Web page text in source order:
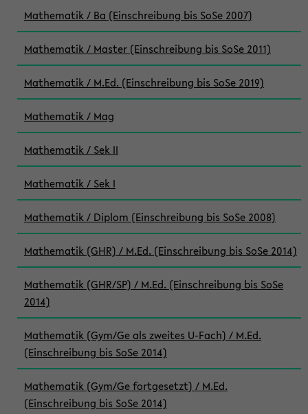
Mathematik / Ba (Einschreibung bis SoSe 2007)
Mathematik / Master (Einschreibung bis SoSe 2011)
Mathematik / M.Ed. (Einschreibung bis SoSe 2019)
Mathematik / Mag
Mathematik / Sek II
Mathematik / Sek I
Mathematik / Diplom (Einschreibung bis SoSe 2008)
Mathematik (GHR) / M.Ed. (Einschreibung bis SoSe 2014)
Mathematik (GHR/SP) / M.Ed. (Einschreibung bis SoSe
2014)
Mathematik (Gym/Ge als zweites U-Fach) / M.Ed.
(Einschreibung bis SoSe 2014)
Mathematik (Gym/Ge fortgesetzt) / M.Ed.
(Einschreibung bis SoSe 2014)